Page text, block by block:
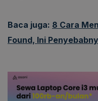
Baca juga: 8 Cara
Found, Ini